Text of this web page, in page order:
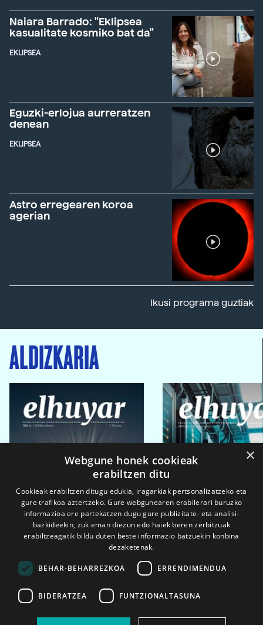
Naiara Barrado: "Eklipsea
kasualitate kosmiko bat da"
EKLIPSEA
Eguzki-erlojua aurreratzen
denean
EKLIPSEA
Astro erregearen koroa
agerian
Ikusi programa guztiak
ALDIZKARIA
2026ko eka. 1a 2026ko mar. 1a
×
Webgune honek cookieak
erabiltzen ditu
Cookieak erabiltzen ditugu edukia, iragarkiak pertsonalizatzeko eta
gure trafikoa aztertzeko. Gure webgunearen erabilerari buruzko
informazioa ere partekatzen dugu gure publizitate- eta analisi-
bazkideekin, zuk eman diezun edo haiek beren zerbitzuak
erabiltzeagatik bildu duten beste informazio batzuekin konbina
dezaketenak.
BEHAR-BEHARREZKOA ERRENDIMENDUA
BIDERATZEA FUNTZIONALTASUNA